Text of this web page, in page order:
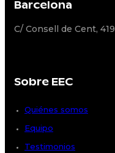
Barcelona
C/ Consell de Cent, 419
Sobre EEC
Quiénes somos
Equipo
Testimonios